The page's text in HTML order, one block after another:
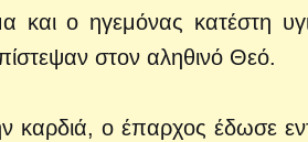
και ο ηγεμόνας κατέστη
στον αληθινό Θεό.
καρδιά, ο έπαρχος έδωσε